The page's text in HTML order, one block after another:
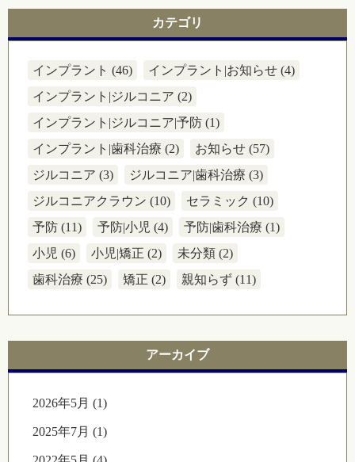
カテゴリ
インプラント (46)
インプラント|お知らせ (4)
インプラント|ジルコニア (2)
インプラント|ジルコニア|予防 (1)
インプラント|歯科治療 (2)
お知らせ (57)
ジルコニア (3)
ジルコニア|歯科治療 (3)
ジルコニアクラウン (10)
セラミック (10)
予防 (11)
予防|小児 (4)
予防|歯科治療 (1)
小児 (6)
小児|矯正 (2)
未分類 (2)
歯科治療 (25)
矯正 (2) 親知らず (11)
アーカイブ
2026年5月 (1)
2025年7月 (1)